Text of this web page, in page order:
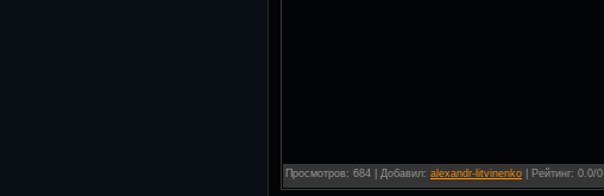
Просмотров: 684 Добавил: alexandr-litvinenko Рейтинг: 0.0/0